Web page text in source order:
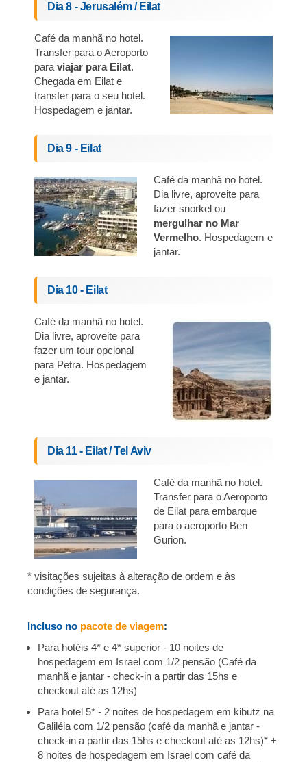
Dia 8 - Jerusalém / Eilat
Café da manhã no hotel.
Transfer para o Aeroporto
paraviajar para Eilat.
Chegada em Eilat e
transfer para o seu hotel.
Hospedagem e jantar.
Dia 9 - Eilat
Café da manhã no hotel.
Dia livre, aproveite para
fazer snorkel ou
mergulhar no Mar
Vermelho. Hospedagem e
jantar.
Dia 10 - Eilat
Café da manhã no hotel.
Dia livre, aproveite para
fazer um tour opcional
para Petra. Hospedagem
e jantar.
Dia 11 - Eilat / Tel Aviv
Café da manhã no hotel.
Transfer para o Aeroporto
de Eilat para embarque
para o aeroporto Ben
Gurion.
* visitações sujeitas à alteração de ordem e às
condições de segurança.
Incluso no pacote de viagem:
Para hotéis 4* e 4* superior - 10 noites de
hospedagem em Israel com 1/2 pensão (Café da
manhã e jantar - check-in a partir das 15hs e
checkout até as 12hs)
Para hotel 5* - 2 noites de hospedagem em kibutz na
Galiléia com 1/2 pensão (café da manhã e jantar -
check-in a partir das 15hs e checkout até as 12hs)* +
8 noites de hospedagem em Israel com café da